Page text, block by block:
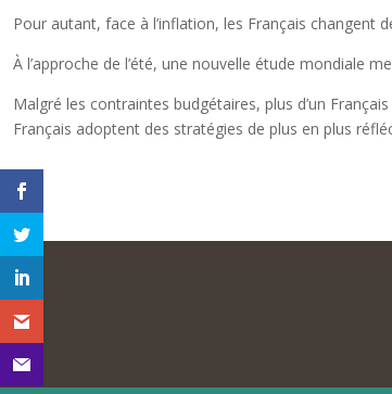
Pour autant, face à l’inflation, les Français changent
À l’approche de l’été, une nouvelle étude mondiale
Malgré les contraintes budgétaires, plus d’un
Français adoptent des stratégies de plus en plus